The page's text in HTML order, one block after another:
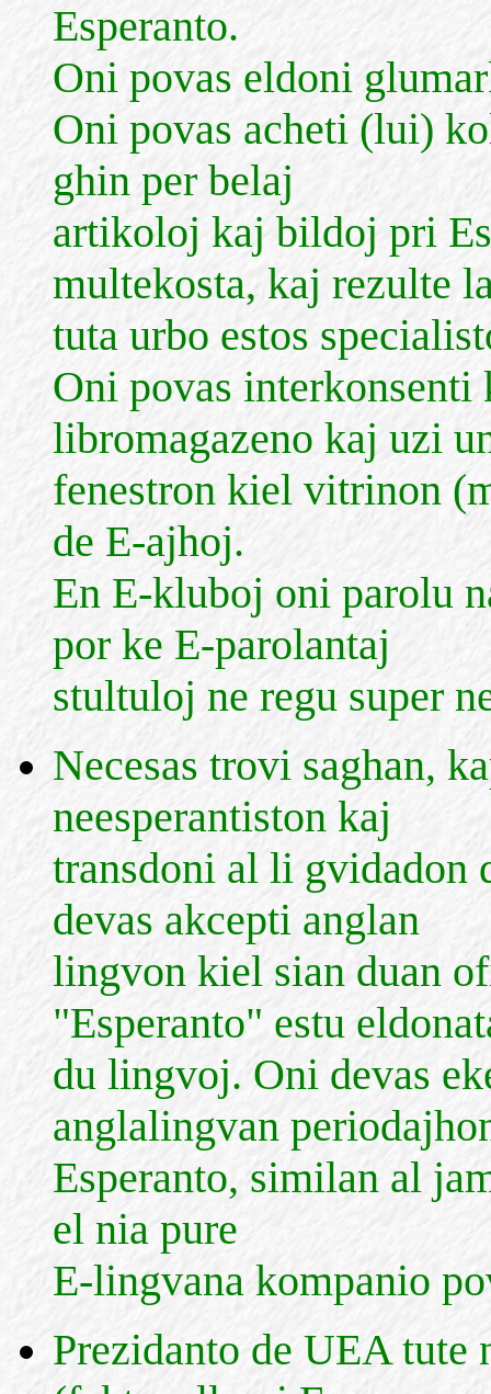
Esperanto.
Oni povas eldoni
Oni povas acheti (lui)
ghin per belaj
artikoloj kaj bildoj pri
multekosta, kaj rezulte
tuta urbo estos
Oni povas
libromagazeno kaj uzi
fenestron kiel vitrinon
de E-ajhoj.
En E-kluboj oni parolu
por ke E-parolantaj
stultuloj ne regu super
Necesas trovi saghan,
neesperantiston kaj
transdoni al li gvidadon
devas akcepti anglan
lingvon kiel sian duan
"Esperanto" estu
du lingvoj. Oni devas
anglalingvan
Esperanto, similan al
el nia pure
E-lingvana kompanio
Prezidanto de UEA tute